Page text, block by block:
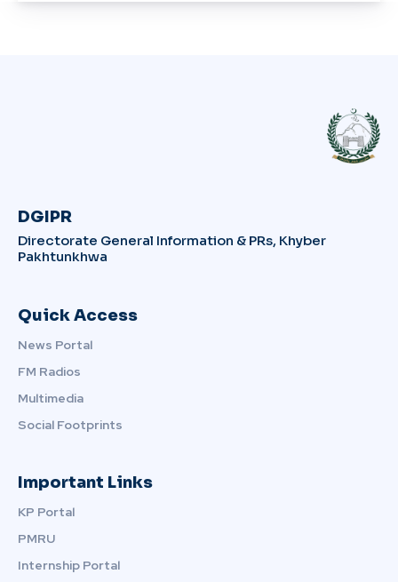
DGIPR
Directorate General Information & PRs, Khyber
Pakhtunkhwa
Quick Access
News Portal
FM Radios
Multimedia
Social Footprints
Important Links
KP Portal
PMRU
Internship Portal